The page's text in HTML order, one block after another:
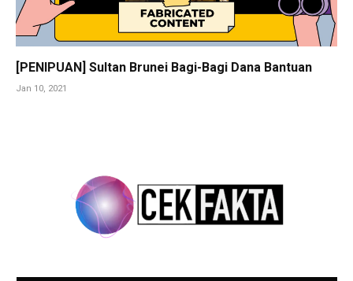
[PENIPUAN] Sultan Brunei Bagi-Bagi Dana Bantuan
Jan 10, 2021